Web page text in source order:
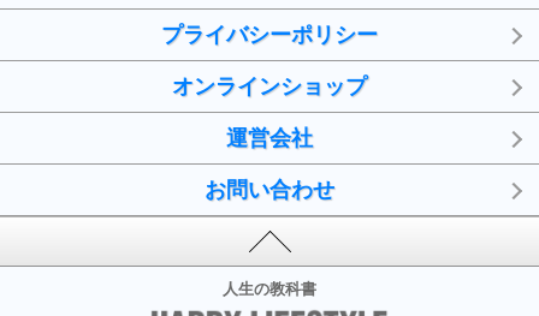
プライバシーポリシー
オンラインショップ
運営会社
お問い合わせ
人生の教科書